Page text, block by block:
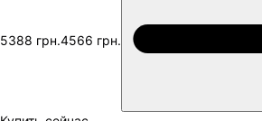
5388 грн.4566 грн.